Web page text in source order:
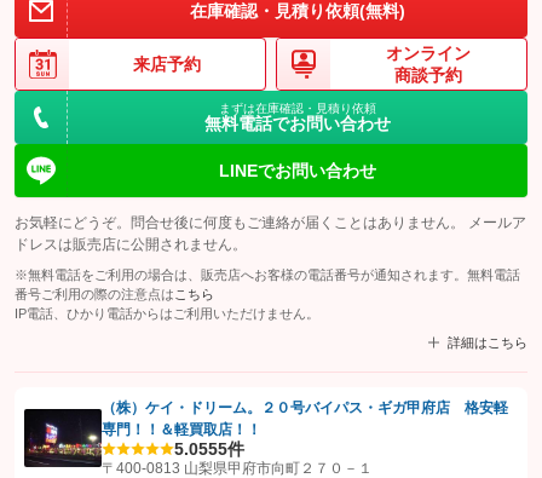
在庫確認・見積り依頼(無料)
来店予約
オンライン
商談予約
まずは在庫確認・見積り依頼
無料電話でお問い合わせ
LINEでお問い合わせ
お気軽にどうぞ。問合せ後に何度もご連絡が届くことはありません。 メールア
ドレスは販売店に公開されません。
※無料電話をご利用の場合は、販売店へお客様の電話番号が通知されます。無料電話
番号ご利用の際の注意点は こちら
IP電話、ひかり電話からはご利用いただけません。
詳細はこちら
【STEP1】認証画面でグーネットを友だち追加してから「許可する」ボタンを押
します
（株）ケイ・ドリーム。２０号バイパス・ギガ甲府店 格安軽
専門！！＆軽買取店！！
5.0555件
〒400-0813 山梨県甲府市向町２７０－１